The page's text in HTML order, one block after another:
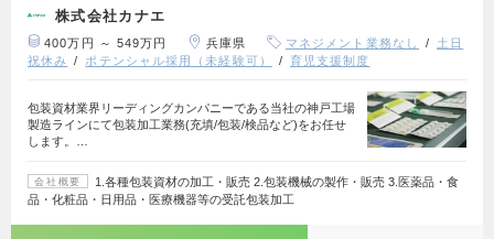
株式会社カナエ
400万円 ～ 549万円 兵庫県 マネジメント業務なし
土日
祝休み
ポテンシャル採用（未経験可） 育児支援制度
包装資材業界リーディングカンパニーである当社の神戸工場
製造ラインにて包装加工業務(充填/包装/検品など)をお任せ
します。…
会社概要
1.各種包装資材の加工・販売 2.包装機械の製作・販売 3.医薬品・食
品・化粧品・日用品・医療機器等の受託包装加工